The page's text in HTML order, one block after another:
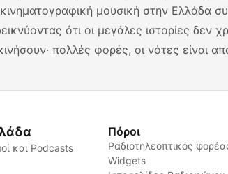
μουσική στην Ελλάδα
ότι οι μεγάλες ιστορίες δεν
πολλές φορές, οι νότες είναι
και Podcasts
Πόροι
Ραδιοτηλεοπτικός
Widgets